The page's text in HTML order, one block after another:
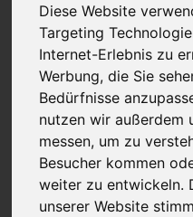
Diese Website
Targeting
Internet-Erlebnis zu
Werbung, die Sie
Bedürfnisse
nutzen wir außerdem
messen, um zu
Besucher kommen
weiter zu entwickeln.
unserer Website
Long Sleeve Cool T| JUST
ab 6,81 € *
zzgl. MwSt., zzgl. Versand
* 1000 Stück